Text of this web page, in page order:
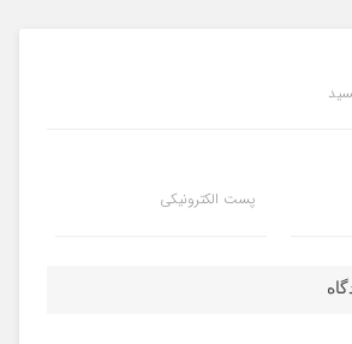
پست الکترونیکی